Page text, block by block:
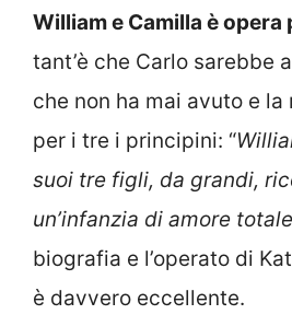
William e Camilla è
tant’è che Carlo sarebbe
che non ha mai avuto e
per i tre i principini: “
suoi tre figli, da grandi,
un’infanzia di amore totale
biografia e l’operato di
è davvero eccellente.